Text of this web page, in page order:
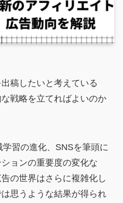
稿したいと考えている
戦略を立てればよいのか
習の進化、SNSを筆頭に
ョンの重要度の変化な
の世界はさらに複雑化し
思うような結果が得られ